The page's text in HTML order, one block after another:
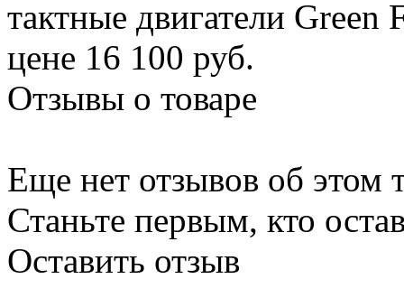
тактные двигатели
цене 16 100 руб.
Отзывы о товаре
Еще нет отзывов об этом
Станьте первым, кто
Оставить отзыв